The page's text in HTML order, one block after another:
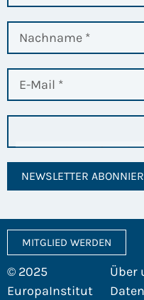
NEWSLETTER
© 2025
EuropaInstitut
Über
MITGLIED WERDEN